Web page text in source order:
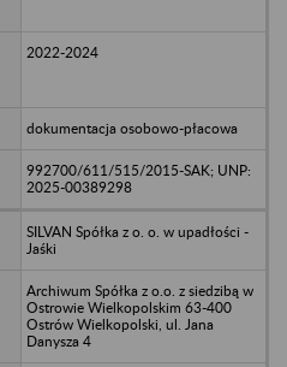
2022-2024
dokumentacja osobowo-płacowa
992700/611/515/2015-SAK; UNP:
2025-00389298
SILVAN Spółka z o. o. w upadłości -
Jaśki
Archiwum Spółka z o.o. z siedzibą w
Ostrowie Wielkopolskim 63-400
Ostrów Wielkopolski, ul. Jana
Danysza 4